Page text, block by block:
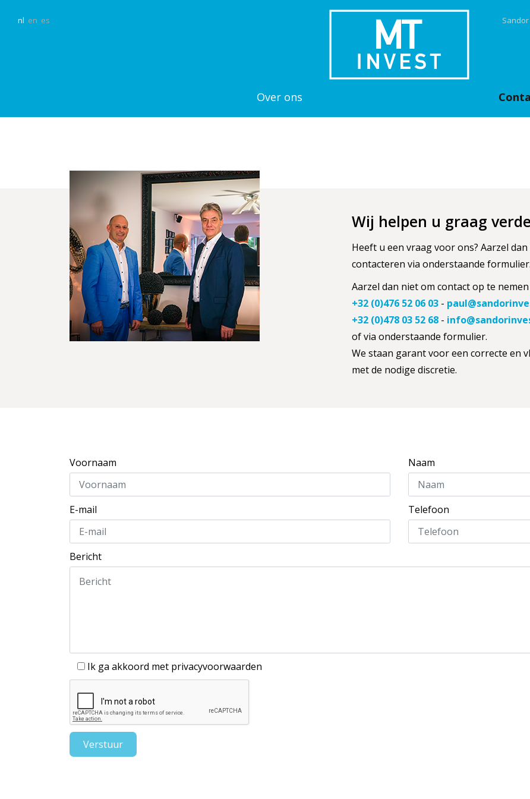
nl en es
Over ons
Wij helpen u graag
Heeft u een vraag voor ons? Aarzel
contacteren via onderstaande formulier.
Aarzel dan niet om contact op te
+32 (0)476 52 06 03 -
+32 (0)478 03 52 68 -
of via onderstaande formulier.
We staan garant voor een correcte en
met de nodige discretie.
Voornaam Naam
E-mail Telefoon
Bericht
Ik ga akkoord met privacyvoorwaarden
Verstuur